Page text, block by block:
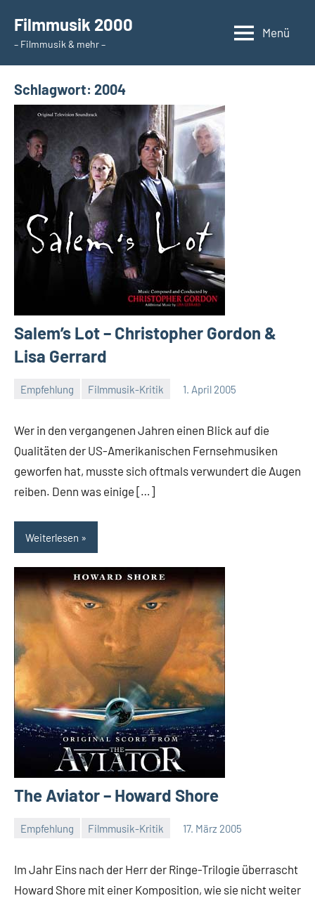
Inhalt
springen
Filmmusik 2000
– Filmmusik & mehr –
Menü
Schlagwort: 2004
Salem’s Lot – Christopher Gordon &
Lisa Gerrard
Empfehlung Filmmusik-Kritik 1. April 2005
Wer in den vergangenen Jahren einen Blick auf die
Qualitäten der US-Amerikanischen Fernsehmusiken
geworfen hat, musste sich oftmals verwundert die Augen
reiben. Denn was einige […]
Weiterlesen
The Aviator – Howard Shore
Empfehlung Filmmusik-Kritik 17. März 2005
Im Jahr Eins nach der Herr der Ringe-Trilogie überrascht
Howard Shore mit einer Komposition, wie sie nicht weiter